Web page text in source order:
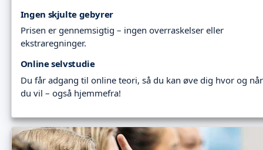
Ingen skjulte gebyrer
Prisen er gennemsigtig – ingen overraskelser eller
ekstraregninger.
Online selvstudie
Du får adgang til online teori, så du kan øve dig hvor og når
du vil – også hjemmefra!